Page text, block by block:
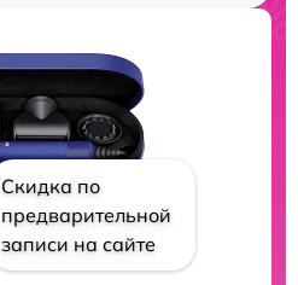
Скидка по
предварительной
записи на сайте